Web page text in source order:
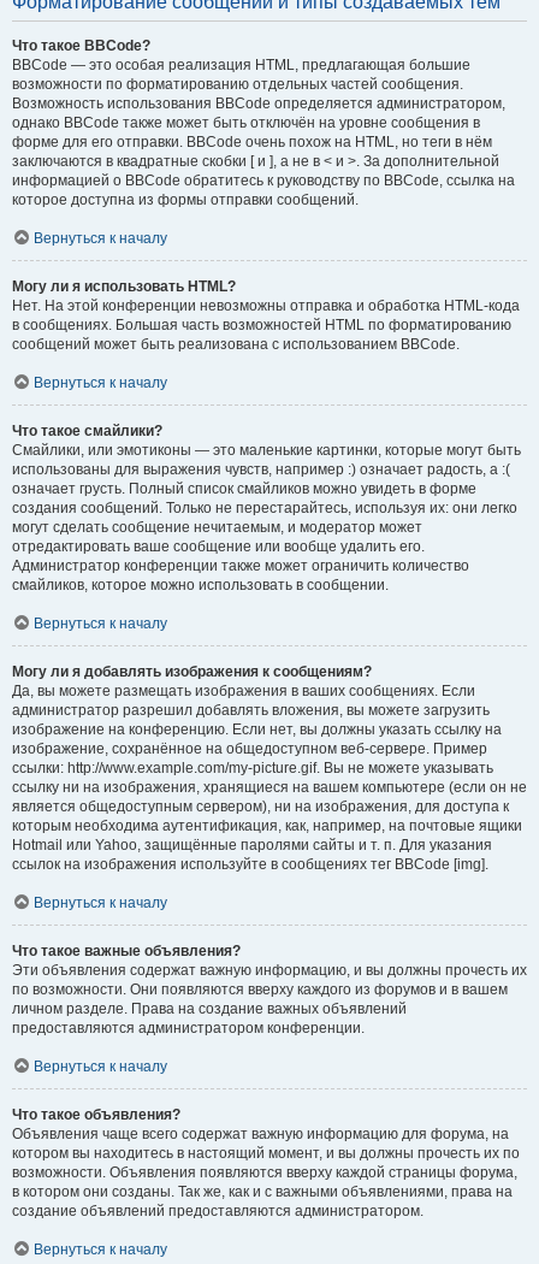
Что такое BBCode?
BBCode — это особая реализация HTML, предлагающая большие
возможности по форматированию отдельных частей сообщения.
Возможность использования BBCode определяется администратором,
однако BBCode также может быть отключён на уровне сообщения в
форме для его отправки. BBCode очень похож на HTML, но теги в нём
заключаются в квадратные скобки [ и ], а не в < и >. За дополнительной
информацией о BBCode обратитесь к руководству по BBCode, ссылка на
которое доступна из формы отправки сообщений.
Вернуться к началу
Могу ли я использовать HTML?
Нет. На этой конференции невозможны отправка и обработка HTML-кода
в сообщениях. Большая часть возможностей HTML по форматированию
сообщений может быть реализована с использованием BBCode.
Вернуться к началу
Что такое смайлики?
Смайлики, или эмотиконы — это маленькие картинки, которые могут быть
использованы для выражения чувств, например :) означает радость, а :(
означает грусть. Полный список смайликов можно увидеть в форме
создания сообщений. Только не перестарайтесь, используя их: они легко
могут сделать сообщение нечитаемым, и модератор может
отредактировать ваше сообщение или вообще удалить его.
Администратор конференции также может ограничить количество
смайликов, которое можно использовать в сообщении.
Вернуться к началу
Могу ли я добавлять изображения к сообщениям?
Да, вы можете размещать изображения в ваших сообщениях. Если
администратор разрешил добавлять вложения, вы можете загрузить
изображение на конференцию. Если нет, вы должны указать ссылку на
изображение, сохранённое на общедоступном веб-сервере. Пример
ссылки: http://www.example.com/my-picture.gif. Вы не можете указывать
ссылку ни на изображения, хранящиеся на вашем компьютере (если он не
является общедоступным сервером), ни на изображения, для доступа к
которым необходима аутентификация, как, например, на почтовые ящики
Hotmail или Yahoo, защищённые паролями сайты и т. п. Для указания
ссылок на изображения используйте в сообщениях тег BBCode [img].
Вернуться к началу
Что такое важные объявления?
Эти объявления содержат важную информацию, и вы должны прочесть их
по возможности. Они появляются вверху каждого из форумов и в вашем
личном разделе. Права на создание важных объявлений
предоставляются администратором конференции.
Вернуться к началу
Что такое объявления?
Объявления чаще всего содержат важную информацию для форума, на
котором вы находитесь в настоящий момент, и вы должны прочесть их по
возможности. Объявления появляются вверху каждой страницы форума,
в котором они созданы. Так же, как и с важными объявлениями, права на
создание объявлений предоставляются администратором.
Вернуться к началу